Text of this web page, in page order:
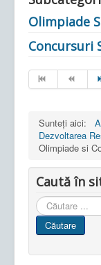
Olimpiade
Concursuri
Sunteți aici:
Dezvoltarea
Olimpiade si
Caută în
Cauta
in
site
Căutare